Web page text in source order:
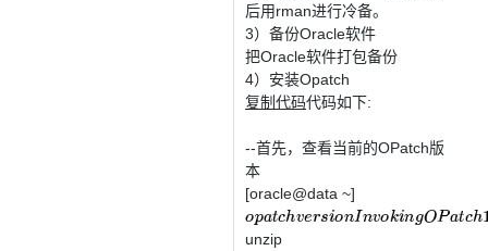
后用rman进行冷备。
3）备份Oracle软件
把Oracle软件打包备份
4）安装Opatch
复制代码代码如下:
--首先，查看当前的OPatch版
本
[oracle@data ~]
opatchversionInvokingOPatch
unzip